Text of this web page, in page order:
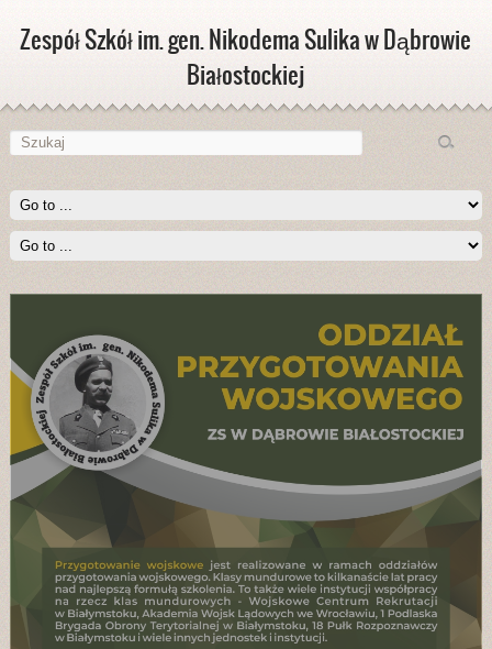
Zespół Szkół im. gen. Nikodema Sulika w Dąbrowie
Białostockiej